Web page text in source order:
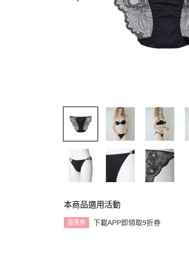
本商品適用活動
優惠券 下載APP即領取9折券